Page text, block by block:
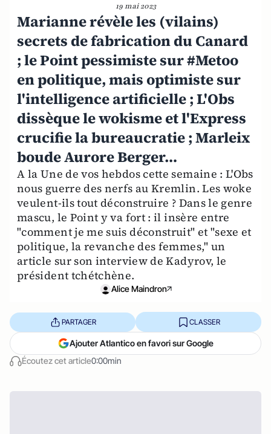
19 mai 2023
Marianne révèle les (vilains)
secrets de fabrication du Canard
; le Point pessimiste sur #Metoo
en politique, mais optimiste sur
l'intelligence artificielle ; L'Obs
dissèque le wokisme et l'Express
crucifie la bureaucratie ; Marleix
boude Aurore Berger…
A la Une de vos hebdos cette semaine : L'Obs
nous guerre des nerfs au Kremlin. Les woke
veulent-ils tout déconstruire ? Dans le genre
mascu, le Point y va fort : il insère entre
"comment je me suis déconstruit" et "sexe et
politique, la revanche des femmes," un
article sur son interview de Kadyrov, le
président tchétchène.
Alice Maindron
Écoutez cet article0:00min
PARTAGER CLASSER
Ajouter Atlantico en favori sur Google